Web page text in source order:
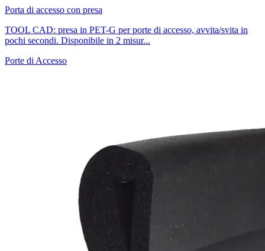
Porta di accesso con presa
TOOL CAD: presa in PET-G per porte di accesso, avvita/svita in
pochi secondi. Disponibile in 2 misur...
Porte di Accesso